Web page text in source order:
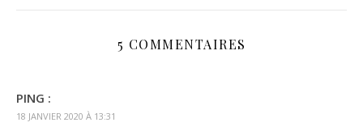
5 COMMENTAIRES
PING :
18 JANVIER 2020 À 13:31